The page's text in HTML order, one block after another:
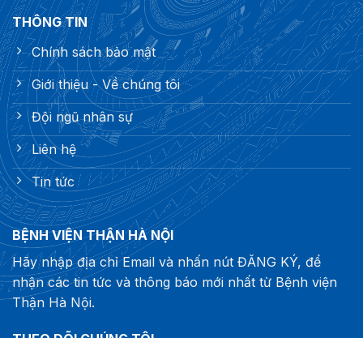
THÔNG TIN
Chính sách bảo mật
Giới thiệu - Về chúng tôi
Đội ngũ nhân sự
Liên hệ
Tin tức
BỆNH VIỆN THẬN HÀ NỘI
Hãy nhập địa chỉ Email và nhấn nút ĐĂNG KÝ, để
nhận các tin tức và thông báo mới nhất từ Bệnh viện
Thận Hà Nội.